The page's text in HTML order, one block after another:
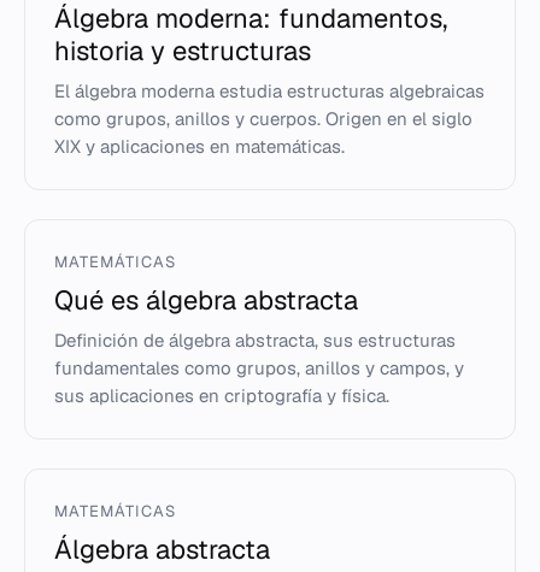
Álgebra moderna: fundamentos,
historia y estructuras
El álgebra moderna estudia estructuras algebraicas
como grupos, anillos y cuerpos. Origen en el siglo
XIX y aplicaciones en matemáticas.
MATEMÁTICAS
Qué es álgebra abstracta
Definición de álgebra abstracta, sus estructuras
fundamentales como grupos, anillos y campos, y
sus aplicaciones en criptografía y física.
MATEMÁTICAS
Álgebra abstracta